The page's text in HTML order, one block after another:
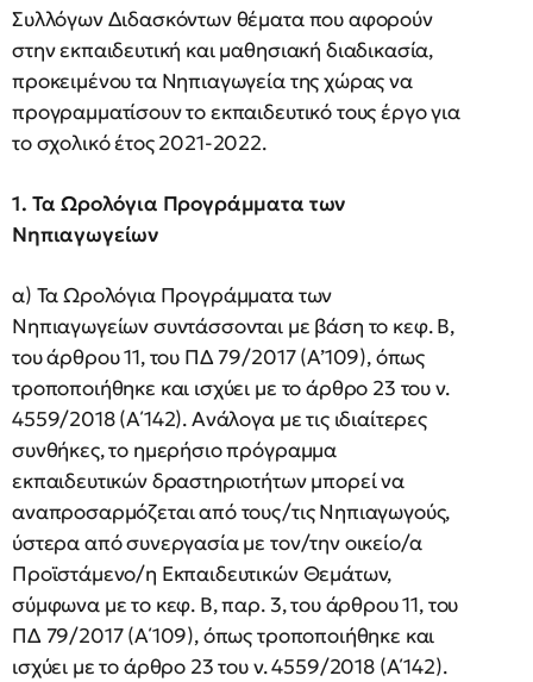
Συλλόγων Διδασκόντων θέματα που αφορούν
στην εκπαιδευτική και μαθησιακή διαδικασία,
προκειμένου τα Νηπιαγωγεία της χώρας να
προγραμματίσουν το εκπαιδευτικό τους έργο για
το σχολικό έτος 2021-2022.
1. Τα Ωρολόγια Προγράμματα των
Νηπιαγωγείων
α) Τα Ωρολόγια Προγράμματα των
Νηπιαγωγείων συντάσσονται με βάση το κεφ. Β,
του άρθρου 11, του ΠΔ 79/2017 (Α’109), όπως
τροποποιήθηκε και ισχύει με το άρθρο 23 του ν.
4559/2018 (Α΄142). Ανάλογα με τις ιδιαίτερες
συνθήκες, το ημερήσιο πρόγραμμα
εκπαιδευτικών δραστηριοτήτων μπορεί να
αναπροσαρμόζεται από τους/τις Νηπιαγωγούς,
ύστερα από συνεργασία με τον/την οικείο/α
Προϊστάμενο/η Εκπαιδευτικών Θεμάτων,
σύμφωνα με το κεφ. Β, παρ. 3, του άρθρου 11, του
ΠΔ 79/2017 (Α΄109), όπως τροποποιήθηκε και
ισχύει με το άρθρο 23 του ν. 4559/2018 (Α΄142).